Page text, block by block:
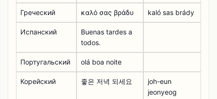
Греческий καλό σας βράδυ kaló sas brády
Испанский
Buenas tardes a
todos.
Португальский olá boa noite
Корейский 좋은 저녁 되세요
joh-eun
jeonyeog